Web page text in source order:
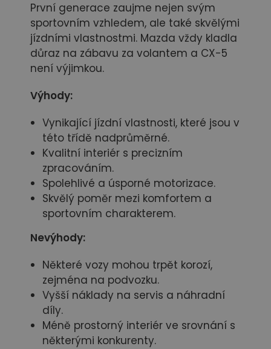
První generace zaujme nejen svým
sportovním vzhledem, ale také skvělými
jízdními vlastnostmi. Mazda vždy kladla
důraz na zábavu za volantem a CX-5
není výjimkou.
Výhody:
Vynikající jízdní vlastnosti, které jsou v
této třídě nadprůměrné.
Kvalitní interiér s precizním
zpracováním.
Spolehlivé a úsporné motorizace.
Skvělý poměr mezi komfortem a
sportovním charakterem.
Nevýhody:
Některé vozy mohou trpět korozí,
zejména na podvozku.
Vyšší náklady na servis a náhradní
díly.
Méně prostorný interiér ve srovnání s
některými konkurenty.